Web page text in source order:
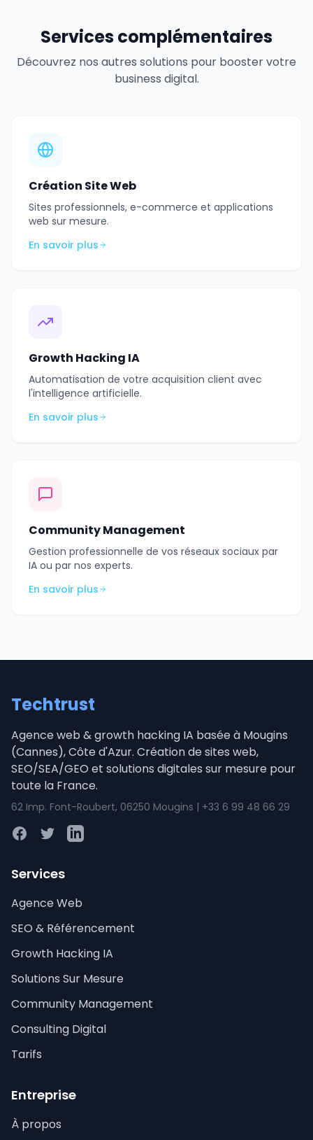
Services complémentaires
Découvrez nos autres solutions pour booster votre
business digital.
Création Site Web
Sites professionnels, e-commerce et applications
web sur mesure.
En savoir plus
Growth Hacking IA
Automatisation de votre acquisition client avec
l'intelligence artificielle.
En savoir plus
Community Management
Gestion professionnelle de vos réseaux sociaux par
IA ou par nos experts.
En savoir plus
Techtrust
Agence web & growth hacking IA basée à Mougins
(Cannes), Côte d'Azur. Création de sites web,
SEO/SEA/GEO et solutions digitales sur mesure pour
toute la France.
62 Imp. Font-Roubert, 06250 Mougins | +33 6 99 48 66 29
FacebookTwitterLinkedIn
Services
Agence Web
SEO & Référencement
Growth Hacking IA
Solutions Sur Mesure
Community Management
Consulting Digital
Tarifs
Entreprise
À propos